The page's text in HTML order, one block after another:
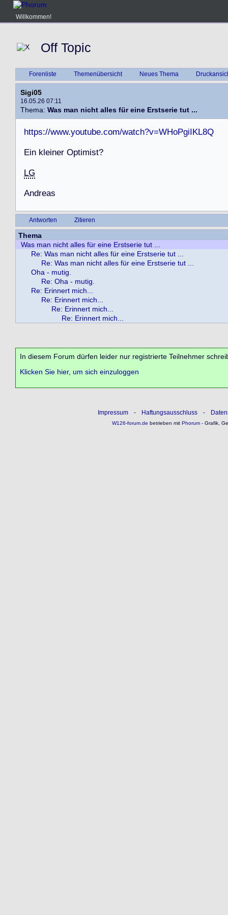
Willkommen!
Off Topic
Forenliste Themenübersicht Neues Thema
Sigi05
16.05.26 07:11
Thema: Was man nicht alles für eine Erstserie tut ...
https://www.youtube.com/watch?v=WHoPgiIKL8Q
Ein kleiner Optimist?
LG
Andreas
Antworten Zitieren
Thema
Was man nicht alles für eine Erstserie tut ...
Re: Was man nicht alles für eine Erstserie tut ...
Re: Was man nicht alles für eine Erstserie tut ...
Oha - mutig.
Re: Oha - mutig.
Re: Erinnert mich...
Re: Erinnert mich...
Re: Erinnert mich...
Re: Erinnert mich...
In diesem Forum dürfen leider nur registrierte Teilnehmer
Klicken Sie hier, um sich einzuloggen
Impressum - Haftungsausschluss -
W126-forum.de betrieben mitPhorum- Grafik,